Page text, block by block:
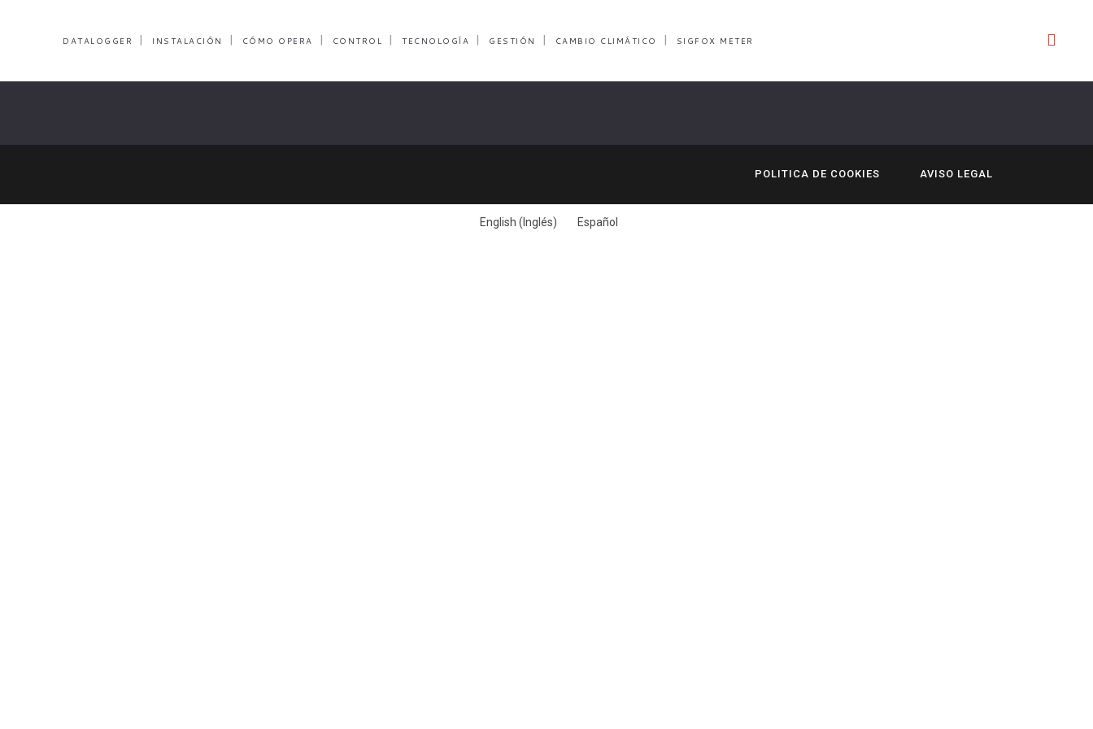
DATALOGGER INSTALACIÓN CÓMO OPERA CONTROL TECNOLOGÍA GESTIÓN CAMBIO CLIMÁTICO SIGFOX METER
POLITICA DE COOKIES AVISO LEGAL
English ( Inglés) Español